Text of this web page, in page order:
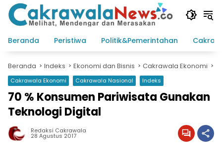
Langsung
konten
Beranda
Peristiwa Politik&Pemerintahan
Beranda Indeks Ekonomi dan Bisnis Cakrawala Ekonomi
Cakrawala Ekonomi Cakrawala Nasional Indeks
70 % Konsumen Pariwisata Gunakan
Teknologi Digital
Redaksi Cakrawala
28 Agustus 2017